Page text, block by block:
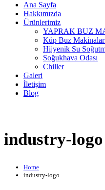
Ana Sayfa
Hakkımızda
Ürünlerimiz
YAPRAK BUZ
Küp Buz
Hijyenik Su
Soğukhava Odası
Chiller
Galeri
İletişim
Blog
industry-logo
Home
industry-logo